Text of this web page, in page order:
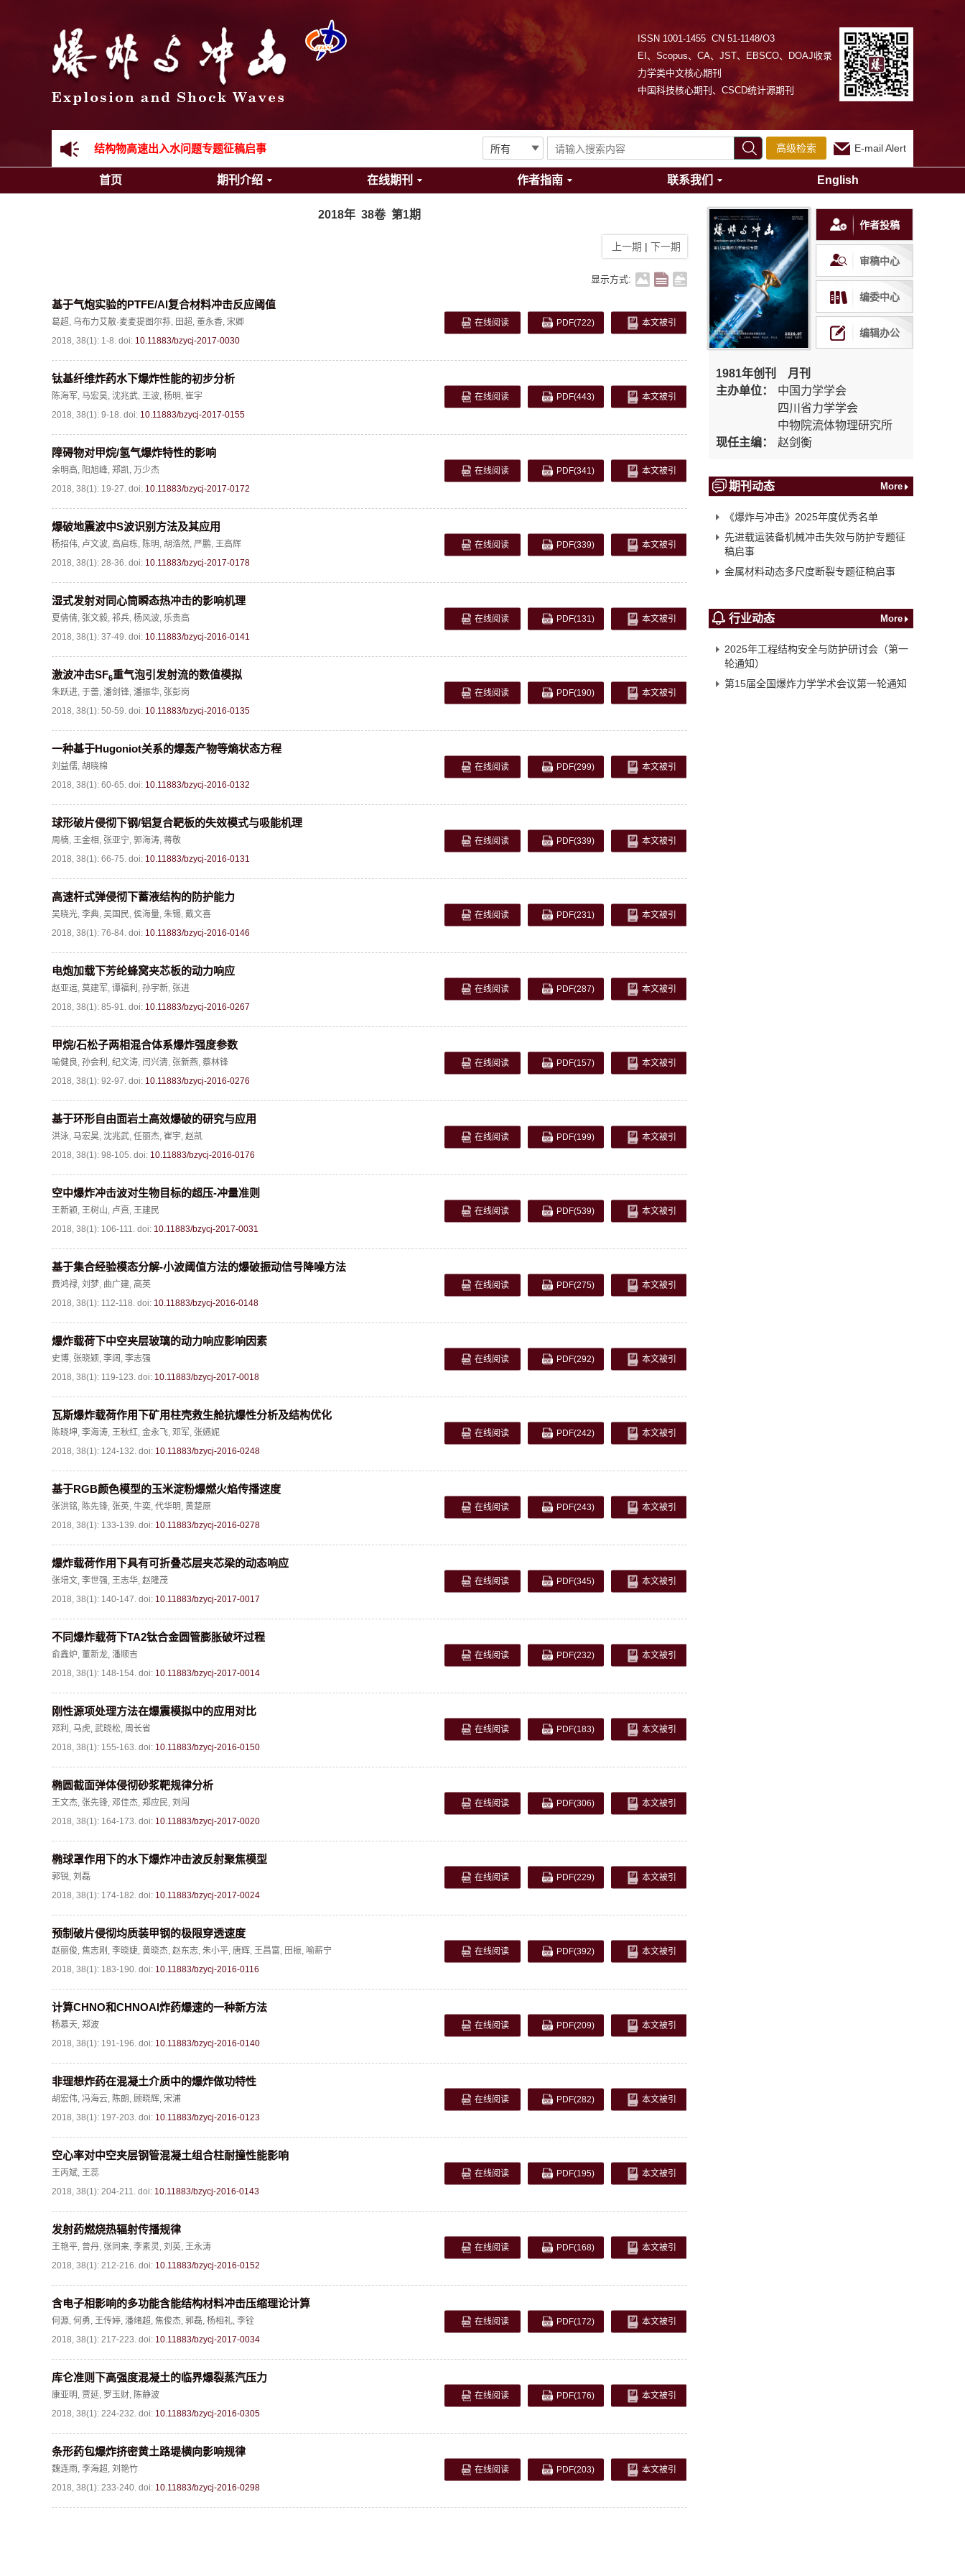
ISSN 1001-1455 CN 51-1148/O3
EI、Scopus、CA、JST、EBSCO、DOAJ收录
力学类中文核心期刊
中国科技核心期刊、CSCD统计源期刊
《爆炸与冲击》2025年度优秀名单
先进载运装备机械冲击失效与防护专题征稿启事
结构物高速出入水问题专题征稿启事
《爆炸与冲击》第一届青年编委入选人员名单
高级检索 E-mail Alert
首页 期刊介绍 在线期刊 作者指南 联系我们 English
2018年 38卷 第1期
上一期 | 下一期
显示方式:
基于气炮实验的PTFE/Al复合材料冲击反应阈值
葛超, 乌布力艾散·麦麦提图尔荪, 田超, 董永香, 宋卿
2018, 38(1): 1-8. doi: 10.11883/bzycj-2017-0030
在线阅读 PDF(722) 本文被引
钛基纤维炸药水下爆炸性能的初步分析
陈海军, 马宏昊, 沈兆武, 王波, 杨明, 崔宇
2018, 38(1): 9-18. doi: 10.11883/bzycj-2017-0155
在线阅读 PDF(443) 本文被引
障碍物对甲烷/氢气爆炸特性的影响
余明高, 阳旭峰, 郑凯, 万少杰
2018, 38(1): 19-27. doi: 10.11883/bzycj-2017-0172
在线阅读 PDF(341) 本文被引
爆破地震波中S波识别方法及其应用
杨招伟, 卢文波, 高启栋, 陈明, 胡浩然, 严鹏, 王高辉
2018, 38(1): 28-36. doi: 10.11883/bzycj-2017-0178
在线阅读 PDF(339) 本文被引
湿式发射对同心筒瞬态热冲击的影响机理
夏倩倩, 张文毅, 祁兵, 杨风波, 乐贵高
2018, 38(1): 37-49. doi: 10.11883/bzycj-2016-0141
在线阅读 PDF(131) 本文被引
激波冲击SF6重气泡引发射流的数值模拟
朱跃进, 于蕾, 潘剑锋, 潘振华, 张彭岗
2018, 38(1): 50-59. doi: 10.11883/bzycj-2016-0135
在线阅读 PDF(190) 本文被引
一种基于Hugoniot关系的爆轰产物等熵状态方程
刘益儒, 胡晓棉
2018, 38(1): 60-65. doi: 10.11883/bzycj-2016-0132
在线阅读 PDF(299) 本文被引
球形破片侵彻下钢/铝复合靶板的失效模式与吸能机理
周楠, 王金相, 张亚宁, 郭海涛, 蒋敬
2018, 38(1): 66-75. doi: 10.11883/bzycj-2016-0131
在线阅读 PDF(339) 本文被引
高速杆式弹侵彻下蓄液结构的防护能力
吴晓光, 李典, 吴国民, 侯海量, 朱锡, 戴文喜
2018, 38(1): 76-84. doi: 10.11883/bzycj-2016-0146
在线阅读 PDF(231) 本文被引
电炮加载下芳纶蜂窝夹芯板的动力响应
赵亚运, 莫建军, 谭福利 , 孙宇新, 张进
2018, 38(1): 85-91. doi: 10.11883/bzycj-2016-0267
在线阅读 PDF(287) 本文被引
甲烷/石松子两相混合体系爆炸强度参数
喻健良, 孙会利 , 纪文涛, 闫兴清, 张新燕, 蔡林锋
2018, 38(1): 92-97. doi: 10.11883/bzycj-2016-0276
在线阅读 PDF(157) 本文被引
基于环形自由面岩土高效爆破的研究与应用
洪泳, 马宏昊, 沈兆武, 任丽杰, 崔宇, 赵凯
2018, 38(1): 98-105. doi: 10.11883/bzycj-2016-0176
在线阅读 PDF(199) 本文被引
空中爆炸冲击波对生物目标的超压-冲量准则
王新颖, 王树山, 卢熹, 王建民
2018, 38(1): 106-111. doi: 10.11883/bzycj-2017-0031
在线阅读 PDF(539) 本文被引
基于集合经验模态分解-小波阈值方法的爆破振动信号降噪方法
费鸿禄, 刘梦, 曲广建, 高英
2018, 38(1): 112-118. doi: 10.11883/bzycj-2016-0148
在线阅读 PDF(275) 本文被引
爆炸载荷下中空夹层玻璃的动力响应影响因素
史博, 张晓颖, 李阔 , 李志强
2018, 38(1): 119-123. doi: 10.11883/bzycj-2017-0018
在线阅读 PDF(292) 本文被引
瓦斯爆炸载荷作用下矿用柱壳救生舱抗爆性分析及结构优化
陈晓坤, 李海涛, 王秋红, 金永飞, 邓军, 张嬿妮
2018, 38(1): 124-132. doi: 10.11883/bzycj-2016-0248
在线阅读 PDF(242) 本文被引
基于RGB颜色模型的玉米淀粉爆燃火焰传播速度
张洪铭, 陈先锋, 张英, 牛奕, 代华明, 黄楚原
2018, 38(1): 133-139. doi: 10.11883/bzycj-2016-0278
在线阅读 PDF(243) 本文被引
爆炸载荷作用下具有可折叠芯层夹芯梁的动态响应
张培文, 李世强, 王志华, 赵隆茂
2018, 38(1): 140-147. doi: 10.11883/bzycj-2017-0017
在线阅读 PDF(345) 本文被引
不同爆炸载荷下TA2钛合金圆管膨胀破坏过程
俞鑫炉, 董新龙, 潘顺吉
2018, 38(1): 148-154. doi: 10.11883/bzycj-2017-0014
在线阅读 PDF(232) 本文被引
刚性源项处理方法在爆震模拟中的应用对比
邓利 , 马虎, 武晓松, 周长省
2018, 38(1): 155-163. doi: 10.11883/bzycj-2016-0150
在线阅读 PDF(183) 本文被引
椭圆截面弹体侵彻砂浆靶规律分析
王文杰, 张先锋, 邓佳杰, 郑应民, 刘闯
2018, 38(1): 164-173. doi: 10.11883/bzycj-2017-0020
在线阅读 PDF(306) 本文被引
椭球罩作用下的水下爆炸冲击波反射聚焦模型
郭锐, 刘磊
2018, 38(1): 174-182. doi: 10.11883/bzycj-2017-0024
在线阅读 PDF(229) 本文被引
预制破片侵彻均质装甲钢的极限穿透速度
赵丽俊, 焦志刚 , 李晓婕, 黄晓杰, 赵东志, 朱小平, 唐辉, 王昌富, 田振, 喻薪宁
2018, 38(1): 183-190. doi: 10.11883/bzycj-2016-0116
在线阅读 PDF(392) 本文被引
计算CHNO和CHNOAl炸药爆速的一种新方法
杨慕天, 郑波
2018, 38(1): 191-196. doi: 10.11883/bzycj-2016-0140
在线阅读 PDF(209) 本文被引
非理想炸药在混凝土介质中的爆炸做功特性
胡宏伟, 冯海云, 陈朗 , 顾晓辉, 宋浦
2018, 38(1): 197-203. doi: 10.11883/bzycj-2016-0123
在线阅读 PDF(282) 本文被引
空心率对中空夹层钢管混凝土组合柱耐撞性能影响
王丙斌, 王蕊
2018, 38(1): 204-211. doi: 10.11883/bzycj-2016-0143
在线阅读 PDF(195) 本文被引
发射药燃烧热辐射传播规律
王艳平, 曾丹, 张同来, 李素灵, 刘英, 王永涛
2018, 38(1): 212-216. doi: 10.11883/bzycj-2016-0152
在线阅读 PDF(168) 本文被引
含电子相影响的多功能含能结构材料冲击压缩理论计算
何源, 何勇, 王传婷, 潘绪超, 焦俊杰, 郭磊, 杨相礼, 李铨
2018, 38(1): 217-223. doi: 10.11883/bzycj-2017-0034
在线阅读 PDF(172) 本文被引
库仑准则下高强度混凝土的临界爆裂蒸汽压力
康亚明, 贾延, 罗玉财, 陈静波
2018, 38(1): 224-232. doi: 10.11883/bzycj-2016-0305
在线阅读 PDF(176) 本文被引
条形药包爆炸挤密黄土路堤横向影响规律
魏连雨, 李海超, 刘艳竹
2018, 38(1): 233-240. doi: 10.11883/bzycj-2016-0298
在线阅读 PDF(203) 本文被引
作者投稿
审稿中心
编委中心
编辑办公
1981年创刊 月刊
主办单位：
中国力学学会
四川省力学学会
中物院流体物理研究所
现任主编：
赵剑衡
期刊动态 More
《爆炸与冲击》2025年度优秀名单
先进载运装备机械冲击失效与防护专题征
稿启事
金属材料动态多尺度断裂专题征稿启事
行业动态 More
2025年工程结构安全与防护研讨会（第一
轮通知）
第15届全国爆炸力学学术会议第一轮通知